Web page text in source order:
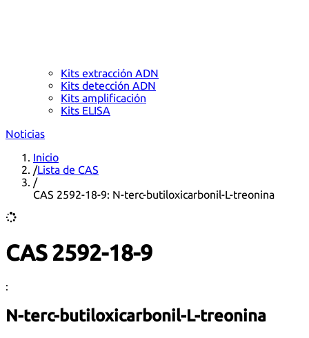
Kits extracción ADN
Kits detección ADN
Kits amplificación
Kits ELISA
Noticias
Inicio
/Lista de CAS
/
CAS 2592-18-9: N-terc-butiloxicarbonil-L-treonina
CAS 2592-18-9
:
N-terc-butiloxicarbonil-L-treonina